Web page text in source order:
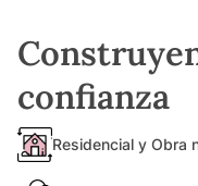
confianza
Residencial y Obra